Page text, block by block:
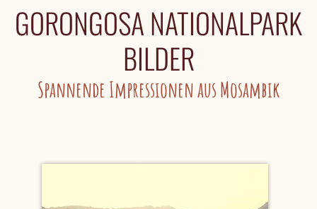
GORONGOSA NATIONALPARK
BILDER
Spannende Impressionen aus Mosambik